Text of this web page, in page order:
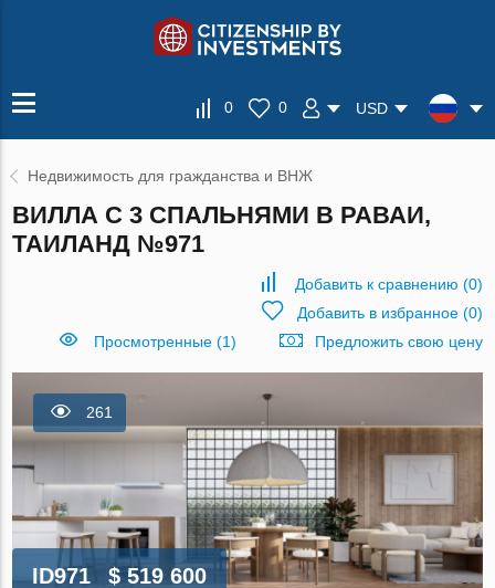
0 0 USD
Недвижимость для гражданства и ВНЖ
ВИЛЛА С 3 СПАЛЬНЯМИ В РАВАИ,
ТАИЛАНД №971
Добавить к сравнению (0)
Добавить в избранное(0)
Просмотренные (1)
Предложить свою цену
261
ID971 $ 519 600